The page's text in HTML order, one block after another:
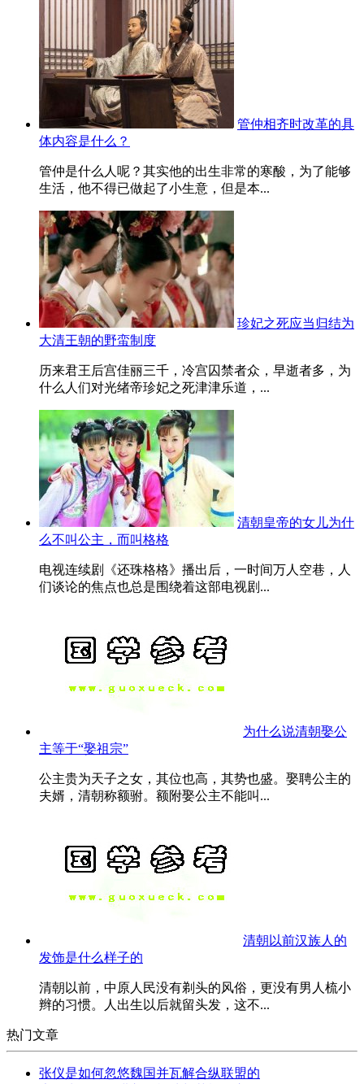
管仲相齐时改革的具
体内容是什么？
管仲是什么人呢？其实他的出生非常的寒酸，为了能够
生活，他不得已做起了小生意，但是本...
珍妃之死应当归结为
大清王朝的野蛮制度
历来君王后宫佳丽三千，冷宫囚禁者众，早逝者多，为
什么人们对光绪帝珍妃之死津津乐道，...
清朝皇帝的女儿为什
么不叫公主，而叫格格
电视连续剧《还珠格格》播出后，一时间万人空巷，人
们谈论的焦点也总是围绕着这部电视剧...
为什么说清朝娶公
主等于“娶祖宗”
公主贵为天子之女，其位也高，其势也盛。娶聘公主的
夫婿，清朝称额驸。额附娶公主不能叫...
清朝以前汉族人的
发饰是什么样子的
清朝以前，中原人民没有剃头的风俗，更没有男人梳小
辫的习惯。人出生以后就留头发，这不...
热门文章
张仪是如何忽悠魏国并瓦解合纵联盟的